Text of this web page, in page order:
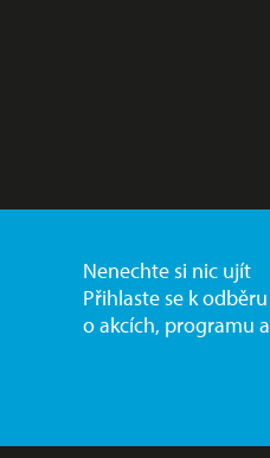
Nenechte si nic ujít
Přihlaste se k
o akcích, programu